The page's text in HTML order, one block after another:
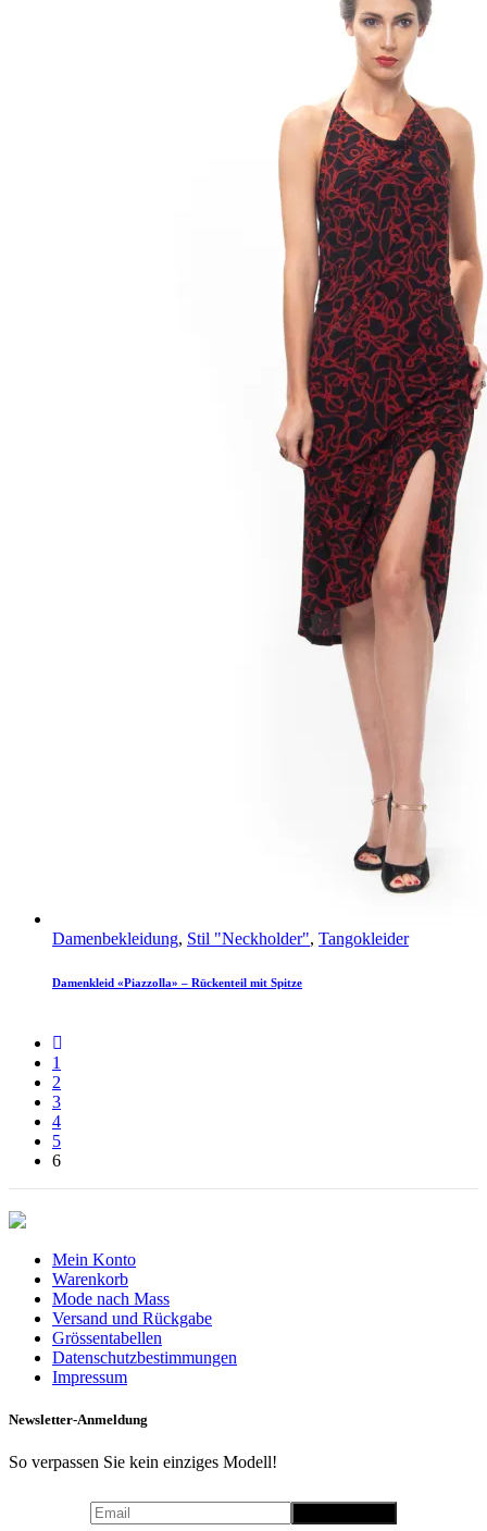
Damenbekleidung, Stil "Neckholder", Tangokleider
Damenkleid «Piazzolla» – Rückenteil mit Spitze
1
2
3
4
5
6
Mein Konto
Warenkorb
Mode nach Mass
Versand und Rückgabe
Grössentabellen
Datenschutzbestimmungen
Impressum
Newsletter-Anmeldung
So verpassen Sie kein einziges Modell!